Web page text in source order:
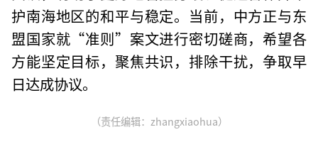
护南海地区的和平与稳定。当前，中方正与东
盟国家就“准则”案文进行密切磋商，希望各
方能坚定目标，聚焦共识，排除干扰，争取早
日达成协议。
（责任编辑：zhangxiaohua）